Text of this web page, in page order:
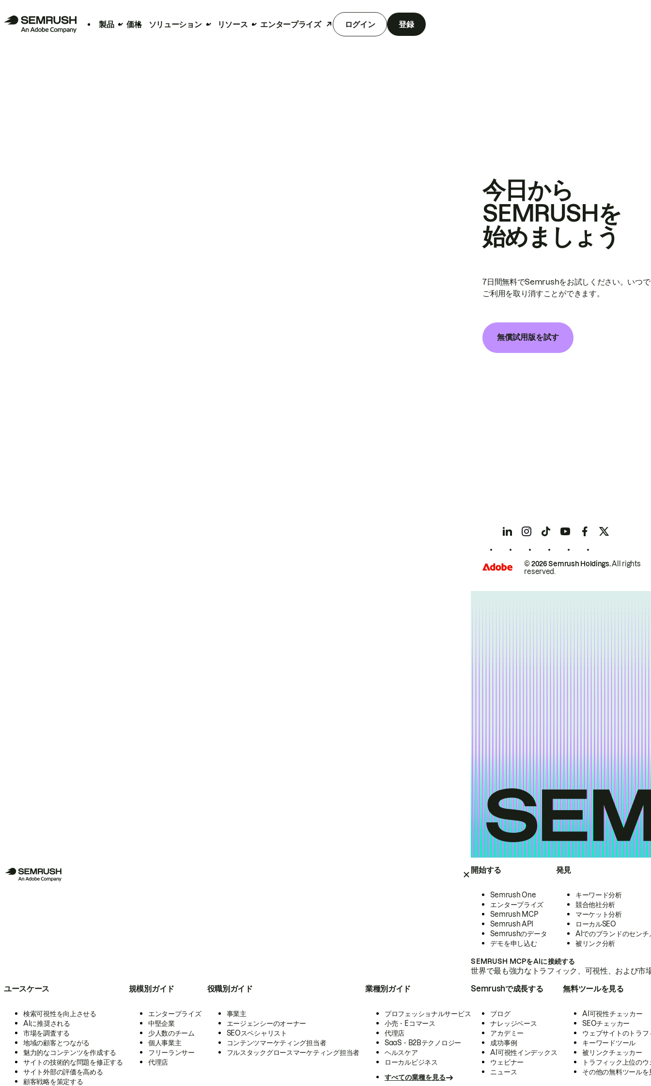
製品 価格 ソリューション リソース エンタープライズ ログイン 登録
開始する
Semrush One
エンタープライズ
Semrush MCP
Semrush API
Semrushのデータ
デモを申し込む
発見
キーワード分析
競合他社分析
マーケット分析
ローカルSEO
AIでのブランドのセンチ
被リンク分析
SEMRUSH MCPをAIに接続する
世界で最も強力なトラフィック、可視性、および
ユースケース
検索可視性を向上させる
AIに推奨される
市場を調査する
地域の顧客とつながる
魅力的なコンテンツを作成する
サイトの技術的な問題を修正する
サイト外部の評価を高める
顧客戦略を策定する
規模別ガイド
エンタープライズ
中堅企業
少人数のチーム
個人事業主
フリーランサー
代理店
役職別ガイド
事業主
エージェンシーのオーナー
SEOスペシャリスト
コンテンツマーケティング担当者
フルスタックグロースマーケティング担当者
業種別ガイド
プロフェッショナルサービス
小売・Eコマース
代理店
SaaS・B2Bテクノロジー
ヘルスケア
ローカルビジネス
すべての業種を見る
Semrushで成長する
ブログ
ナレッジベース
アカデミー
成功事例
AI可視性インデックス
ウェビナー
ニュース
無料ツールを見る
AI可視性チェッカー
SEOチェッカー
ウェブサイトのトラ
キーワードツール
被リンクチェッカー
トラフィック上位の
その他の無料ツールを
今日から
SEMRUSHを
始めましょう
7日間無料でSemrushをお試しください。いつ
ご利用を取り消すことができます。
無償試用版を試す
© 2026 Semrush Holdings.All rights
reserved.